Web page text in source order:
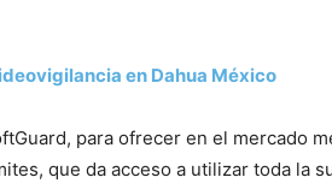
en Dahua México
para ofrecer en el mercado
que da acceso a utilizar toda la